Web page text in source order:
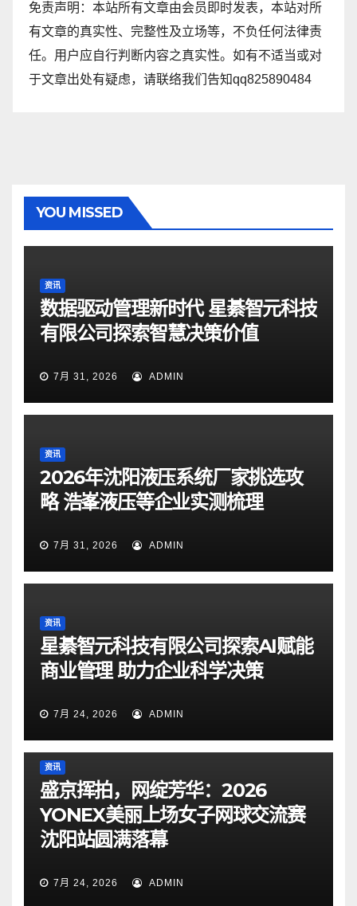
免责声明：本站所有文章由会员即时发表，本站对所
有文章的真实性、完整性及立场等，不负任何法律责
任。用户应自行判断内容之真实性。如有不适当或对
于文章出处有疑虑，请联络我们告知qq825890484
YOU MISSED
资讯
数据驱动管理新时代 星綦智元科技
有限公司探索智慧决策价值
7月 31, 2026 ADMIN
资讯
2026年沈阳液压系统厂家挑选攻
略 浩峯液压等企业实测梳理
7月 31, 2026 ADMIN
资讯
星綦智元科技有限公司探索AI赋能
商业管理 助力企业科学决策
7月 24, 2026 ADMIN
资讯
盛京挥拍，网绽芳华：2026
YONEX美丽上场女子网球交流赛
沈阳站圆满落幕
7月 24, 2026 ADMIN